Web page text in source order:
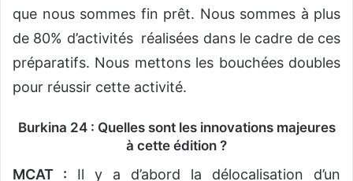
que nous sommes fin prêt. Nous sommes à plus
de 80% d’activités réalisées dans le cadre de ces
préparatifs. Nous mettons les bouchées doubles
pour réussir cette activité.
Burkina 24 : Quelles sont les innovations majeures
à cette édition ?
MCAT : Il y a d’abord la délocalisation d’un